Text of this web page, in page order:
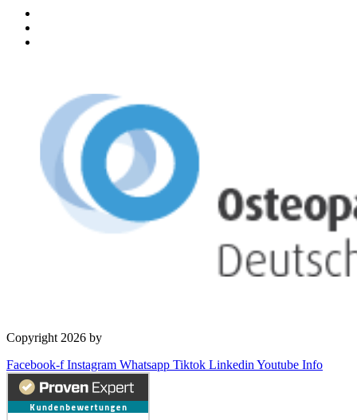
Copyright 2026 by
Facebook-f Instagram Whatsapp Tiktok Linkedin Youtube Info